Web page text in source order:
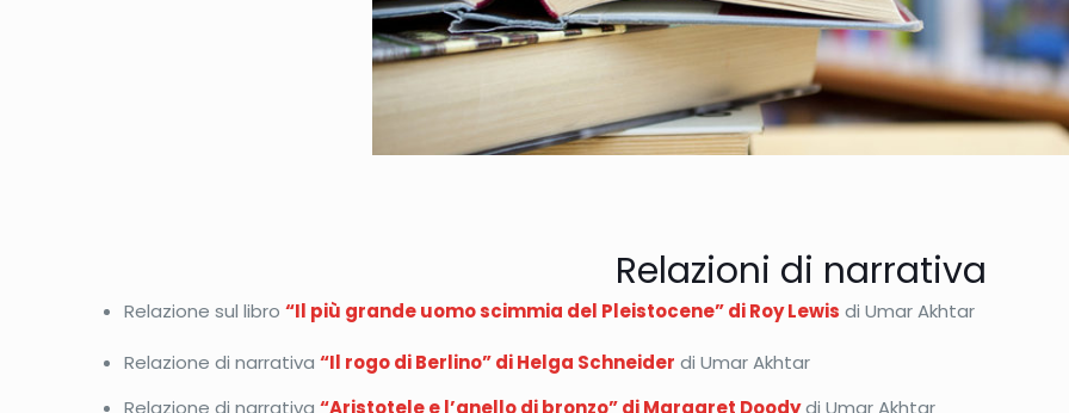
Relazioni di narrativa
Relazione sul libro“Il più grande uomo scimmia del Pleistocene” di Roy Lewis di Umar Akhtar
Relazione di narrativa“Il rogo di Berlino” di Helga Schneider di Umar Akhtar
Relazione di narrativa“Aristotele e l’anello di bronzo” di Margaret Doodydi Umar Akhtar